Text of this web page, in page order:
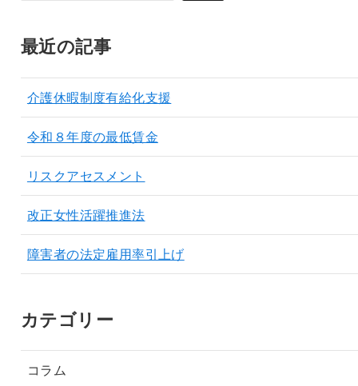
最近の記事
介護休暇制度有給化支援
令和８年度の最低賃金
リスクアセスメント
改正女性活躍推進法
障害者の法定雇用率引上げ
カテゴリー
コラム